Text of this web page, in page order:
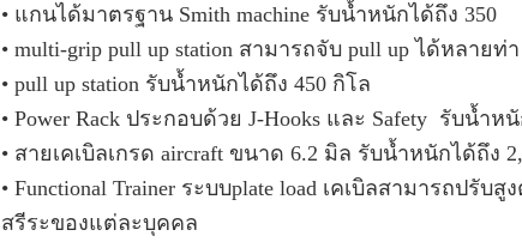
• แกนได้มาตรฐาน Smith machine รับน้ำหนักได้ถึง 350
• multi-grip pull up station สามารถจับ pull up ได้หลายท่า
• pull up station รับน้ำหนักได้ถึง 450 กิโล
• Power Rack ประกอบด้วย J-Hooks และ Safety รับน้ำห
• สายเคเบิลเกรด aircraft ขนาด 6.2 มิล รับน้ำหนักได้ถึง
• Functional Trainer ระบบplate load เคเบิลสามารถปรั
สรีระของแต่ละบุคคล